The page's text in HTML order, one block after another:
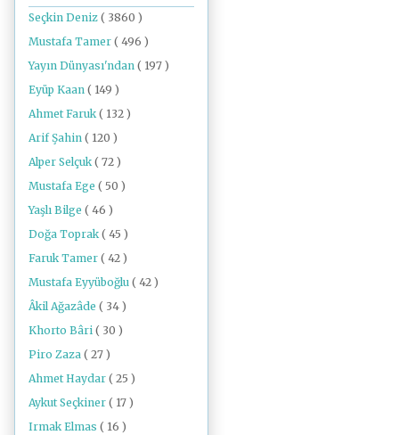
Seçkin Deniz ( 3860 )
Mustafa Tamer ( 496 )
Yayın Dünyası'ndan ( 197 )
Eyüp Kaan ( 149 )
Ahmet Faruk ( 132 )
Arif Şahin ( 120 )
Alper Selçuk ( 72 )
Mustafa Ege ( 50 )
Yaşlı Bilge ( 46 )
Doğa Toprak ( 45 )
Faruk Tamer ( 42 )
Mustafa Eyyüboğlu ( 42 )
Âkil Ağazâde ( 34 )
Khorto Bâri ( 30 )
Piro Zaza ( 27 )
Ahmet Haydar ( 25 )
Aykut Seçkiner ( 17 )
Irmak Elmas ( 16 )